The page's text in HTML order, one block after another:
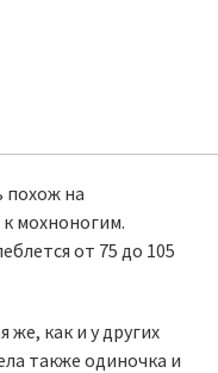
похож на
мохноногим.
от 75 до 105
как и у других
также одиночка и